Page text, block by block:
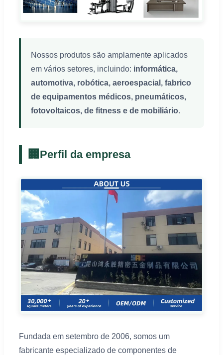
Nossos produtos são amplamente aplicados
em vários setores, incluindo: informática,
automotiva, robótica, aeroespacial, fabrico
de equipamentos médicos, pneumáticos,
fotovoltaicos, de fitness e de mobiliário.
🏢 Perfil da empresa
Fundada em setembro de 2006, somos um
fabricante especializado de componentes de